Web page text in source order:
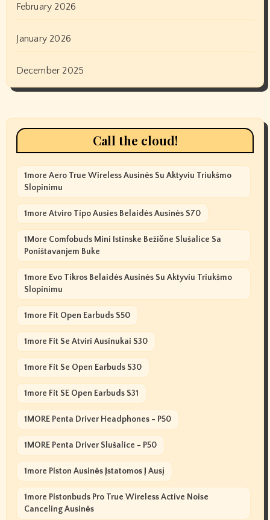
February 2026
January 2026
December 2025
Call the cloud!
1more Aero True Wireless Ausinės Su Aktyviu Triukšmo
Slopinimu
1more Atviro Tipo Ausies Belaidės Ausinės S70
1More Comfobuds Mini Istinske Bežične Slušalice Sa
Poništavanjem Buke
1more Evo Tikros Belaidės Ausinės Su Aktyviu Triukšmo
Slopinimu
1more Fit Open Earbuds S50
1more Fit Se Atviri Ausinukai S30
1more Fit Se Open Earbuds S30
1more Fit SE Open Earbuds S31
1MORE Penta Driver Headphones - P50
1MORE Penta Driver Slušalice - P50
1more Piston Ausinės Įstatomos Į Ausį
1more Pistonbuds Pro True Wireless Active Noise
Canceling Ausinės